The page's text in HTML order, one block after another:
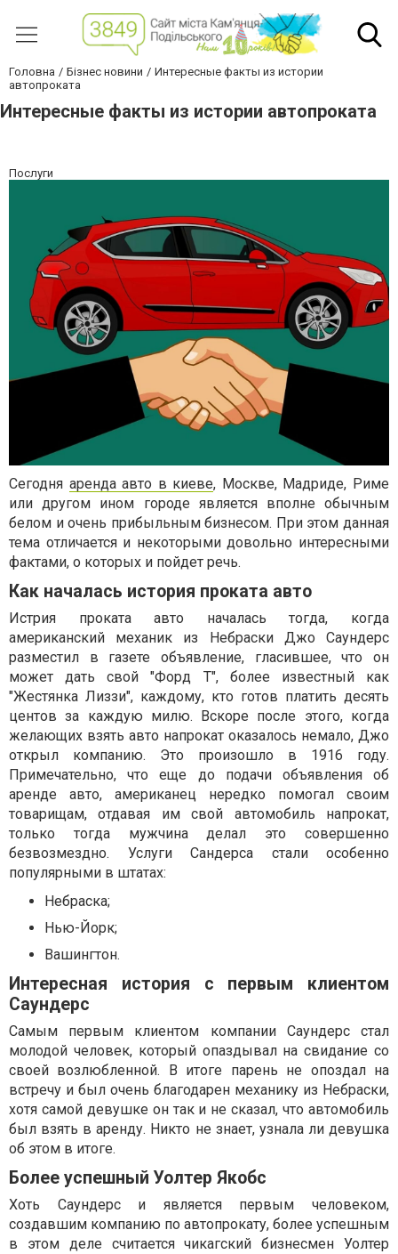
Головна Бізнес новини
Интересные факты из истории
автопроката
Интересные факты из истории автопроката
Послуги
Сегодня аренда авто в киеве, Москве, Мадриде, Риме
или другом ином городе является вполне обычным
белом и очень прибыльным бизнесом. При этом данная
тема отличается и некоторыми довольно интересными
фактами, о которых и пойдет речь.
Как началась история проката авто
Истрия проката авто началась тогда, когда
американский механик из Небраски Джо Саундерс
разместил в газете объявление, гласившее, что он
может дать свой "Форд Т", более известный как
"Жестянка Лиззи", каждому, кто готов платить десять
центов за каждую милю. Вскоре после этого, когда
желающих взять авто напрокат оказалось немало, Джо
открыл компанию. Это произошло в 1916 году.
Примечательно, что еще до подачи объявления об
аренде авто, американец нередко помогал своим
товарищам, отдавая им свой автомобиль напрокат,
только тогда мужчина делал это совершенно
безвозмездно. Услуги Сандерса стали особенно
популярными в штатах:
Небраска;
Нью-Йорк;
Вашингтон.
Интересная история с первым клиентом
Саундерс
Самым первым клиентом компании Саундерс стал
молодой человек, который опаздывал на свидание со
своей возлюбленной. В итоге парень не опоздал на
встречу и был очень благодарен механику из Небраски,
хотя самой девушке он так и не сказал, что автомобиль
был взять в аренду. Никто не знает, узнала ли девушка
об этом в итоге.
Более успешный Уолтер Якобс
Хоть Саундерс и является первым человеком,
создавшим компанию по автопрокату, более успешным
в этом деле считается чикагский бизнесмен Уолтер